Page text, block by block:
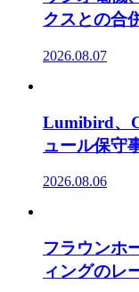
クスとの合
2026.08.07
Lumibird、
ュール保守
2026.08.06
フラウンホ
ィングのレ